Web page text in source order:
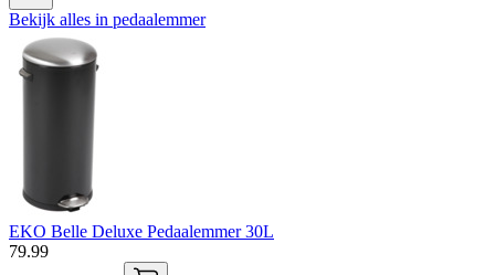
Bekijk alles in pedaalemmer
EKO Belle Deluxe Pedaalemmer 30L
79.99